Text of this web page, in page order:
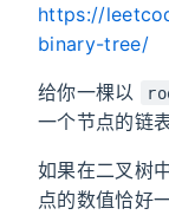
https://
binary-tree/
给你一棵以
一个节点的链表
如果在二叉树
点的数值恰好